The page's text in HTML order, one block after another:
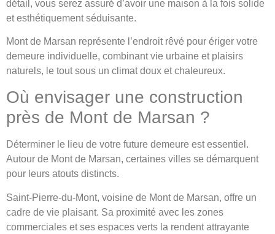
détail, vous serez assuré d’avoir une maison à la fois solide
et esthétiquement séduisante.
Mont de Marsan représente l’endroit rêvé pour ériger votre
demeure individuelle, combinant vie urbaine et plaisirs
naturels, le tout sous un climat doux et chaleureux.
Où envisager une construction
près de Mont de Marsan ?
Déterminer le lieu de votre future demeure est essentiel.
Autour de Mont de Marsan, certaines villes se démarquent
pour leurs atouts distincts.
Saint-Pierre-du-Mont, voisine de Mont de Marsan, offre un
cadre de vie plaisant. Sa proximité avec les zones
commerciales et ses espaces verts la rendent attrayante